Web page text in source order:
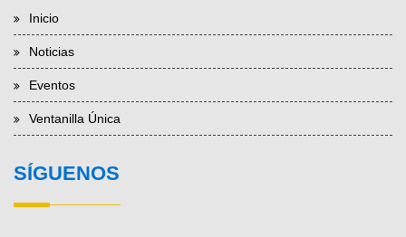
Inicio
Noticias
Eventos
Ventanilla Única
SÍGUENOS